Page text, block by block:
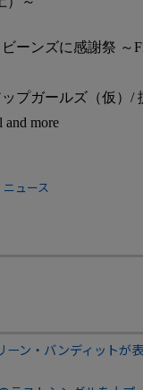
ビーンズに感謝祭 ～
プガールズ（仮）/
more
ュース
ーン・バンディットが